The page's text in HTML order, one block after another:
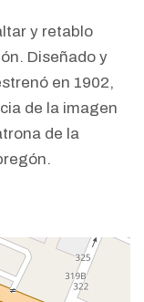
y retablo
Diseñado y
en 1902,
de la imagen
de la